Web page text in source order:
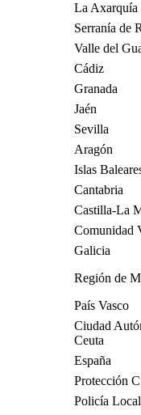
La Axarquía
Serranía de
Valle del
Cádiz
Granada
Jaén
Sevilla
Aragón
Islas
Cantabria
Castilla-La
Comunidad
Galicia
Región de
País Vasco
Ciudad
Ceuta
España
Protección
Policía Local